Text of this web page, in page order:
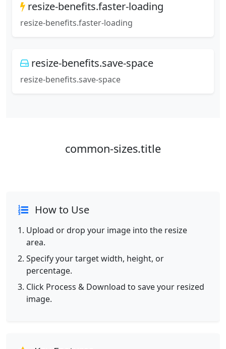
resize-benefits.faster-loading
resize-benefits.faster-loading
resize-benefits.save-space
resize-benefits.save-space
common-sizes.title
How to Use
Upload or drop your image into the resize
area.
Specify your target width, height, or
percentage.
Click Process & Download to save your resized
image.